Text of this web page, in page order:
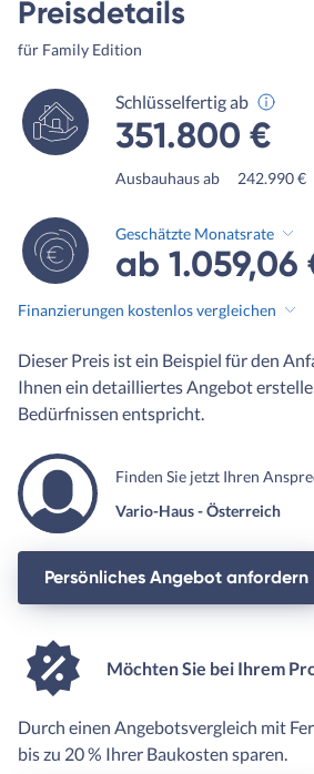
Preisdetails
für Family Edition
Schlüsselfertig ab
351.800 €
Ausbauhaus ab 242.990 €
Geschätzte Monatsrate
ab 1.059,06
Finanzierungen kostenlos vergleichen
Dieser Preis ist ein Beispiel für den
Ihnen ein detailliertes Angebot
Bedürfnissen entspricht.
Finden Sie jetzt Ihren
Vario-Haus - Österreich
Persönliches Angebot anfordern
Möchten Sie bei Ihrem
Durch einen Angebotsvergleich mit
bis zu 20 % Ihrer Baukosten sparen.